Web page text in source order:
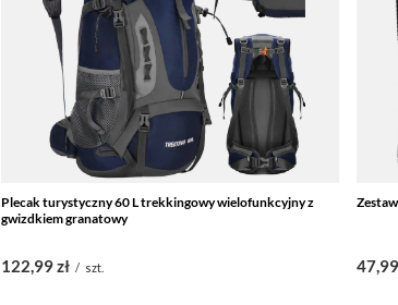
Plecak turystyczny 60 L trekkingowy wielofunkcyjny z
gwizdkiem granatowy
122,99 zł / szt.